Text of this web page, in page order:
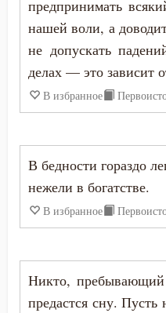
Жизнь
Жизнь вечная
Забота
Зависть
Загробная жизнь
Закон Божий
Заповеди
Зло
предпринимать
нашей воли, а
не допускать
делах — это зависит
В избранное
В бедности гораздо
нежели в богатстве.
В избранное
Никто, пребывающий
предастся сну. Пусть